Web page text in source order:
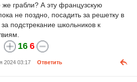
же грабли? А эту французскую
не поздно, посадить за решетку в
подстрекание школьников к
16 6
2024 03:17 Ответить